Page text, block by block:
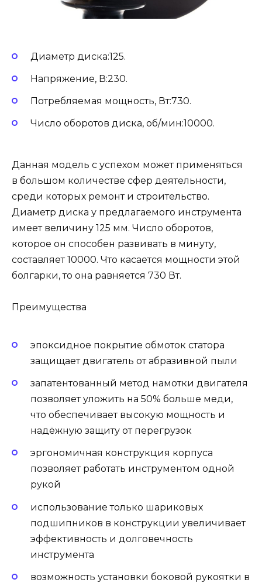
Диаметр диска:125.
Напряжение, В:230.
Потребляемая мощность, Вт:730.
Число оборотов диска, об/мин:10000.
Данная модель с успехом может применяться
в большом количестве сфер деятельности,
среди которых ремонт и строительство.
Диаметр диска у предлагаемого инструмента
имеет величину 125 мм. Число оборотов,
которое он способен развивать в минуту,
составляет 10000. Что касается мощности этой
болгарки, то она равняется 730 Вт.
Преимущества
эпоксидное покрытие обмоток статора
защищает двигатель от абразивной пыли
запатентованный метод намотки двигателя
позволяет уложить на 50% больше меди,
что обеспечивает высокую мощность и
надёжную защиту от перегрузок
эргономичная конструкция корпуса
позволяет работать инструментом одной
рукой
использование только шариковых
подшипников в конструкции увеличивает
эффективность и долговечность
инструмента
возможность установки боковой рукоятки в